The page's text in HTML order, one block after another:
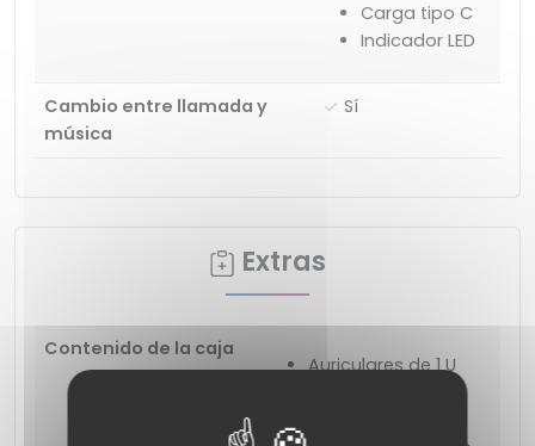
Carga tipo C
Indicador LED
Cambio entre llamada y
música
Sí
Extras
Contenido de la caja
Auriculares de 1 U